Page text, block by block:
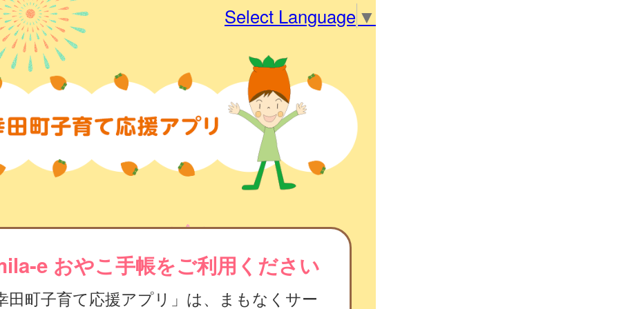
Select Language ▼
e おやこ手帳をご利用ください
田町子育て応援アプリ」は、まもなくサー